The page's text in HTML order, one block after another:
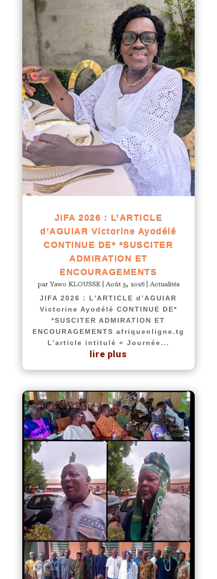
JIFA 2026 : L’ARTICLE
d’AGUIAR Victorine Ayodélé
CONTINUE DE* *SUSCITER
ADMIRATION ET
ENCOURAGEMENTS
parYawo KLOUSSE|Août 3, 2026|Actualités
JIFA 2026 : L'ARTICLE d’AGUIAR
Victorine Ayodélé CONTINUE DE*
*SUSCITER ADMIRATION ET
ENCOURAGEMENTS afriquenligne.tg
L’article intitulé « Journée...
lire plus